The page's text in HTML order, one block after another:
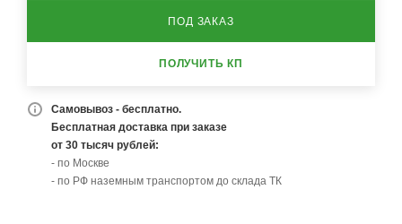
ПОД ЗАКАЗ
ПОЛУЧИТЬ КП
Самовывоз - бесплатно.
Бесплатная доставка при заказе
от 30 тысяч рублей:
- по Москве
- по РФ наземным транспортом до склада ТК